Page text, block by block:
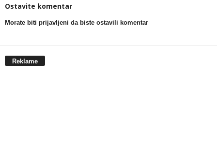
Ostavite komentar
Morate biti prijavljeni da biste ostavili komentar
Reklame